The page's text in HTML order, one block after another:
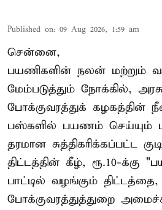
Published on: 09 Aug 2026, 1:59 am
சென்னை,
பயணிகளின் நலன் மற்றும்
மேம்படுத்தும் நோக்கில்,
போக்குவரத்துக் கழகத்தின்
பஸ்களில் பயணம் செய்யும்
தரமான சுத்திகரிக்கப்பட்ட
திட்டத்தின் கீழ், ரூ.10-க்கு
பாட்டில் வழங்கும் திட்டத்தை,
போக்குவரத்துத்துறை